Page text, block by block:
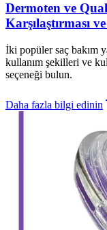
Dermoten ve
Karşılaştırması
İki popüler saç bakım
kullanım şekilleri ve
seçeneği bulun.
Daha fazla bilgi edinin